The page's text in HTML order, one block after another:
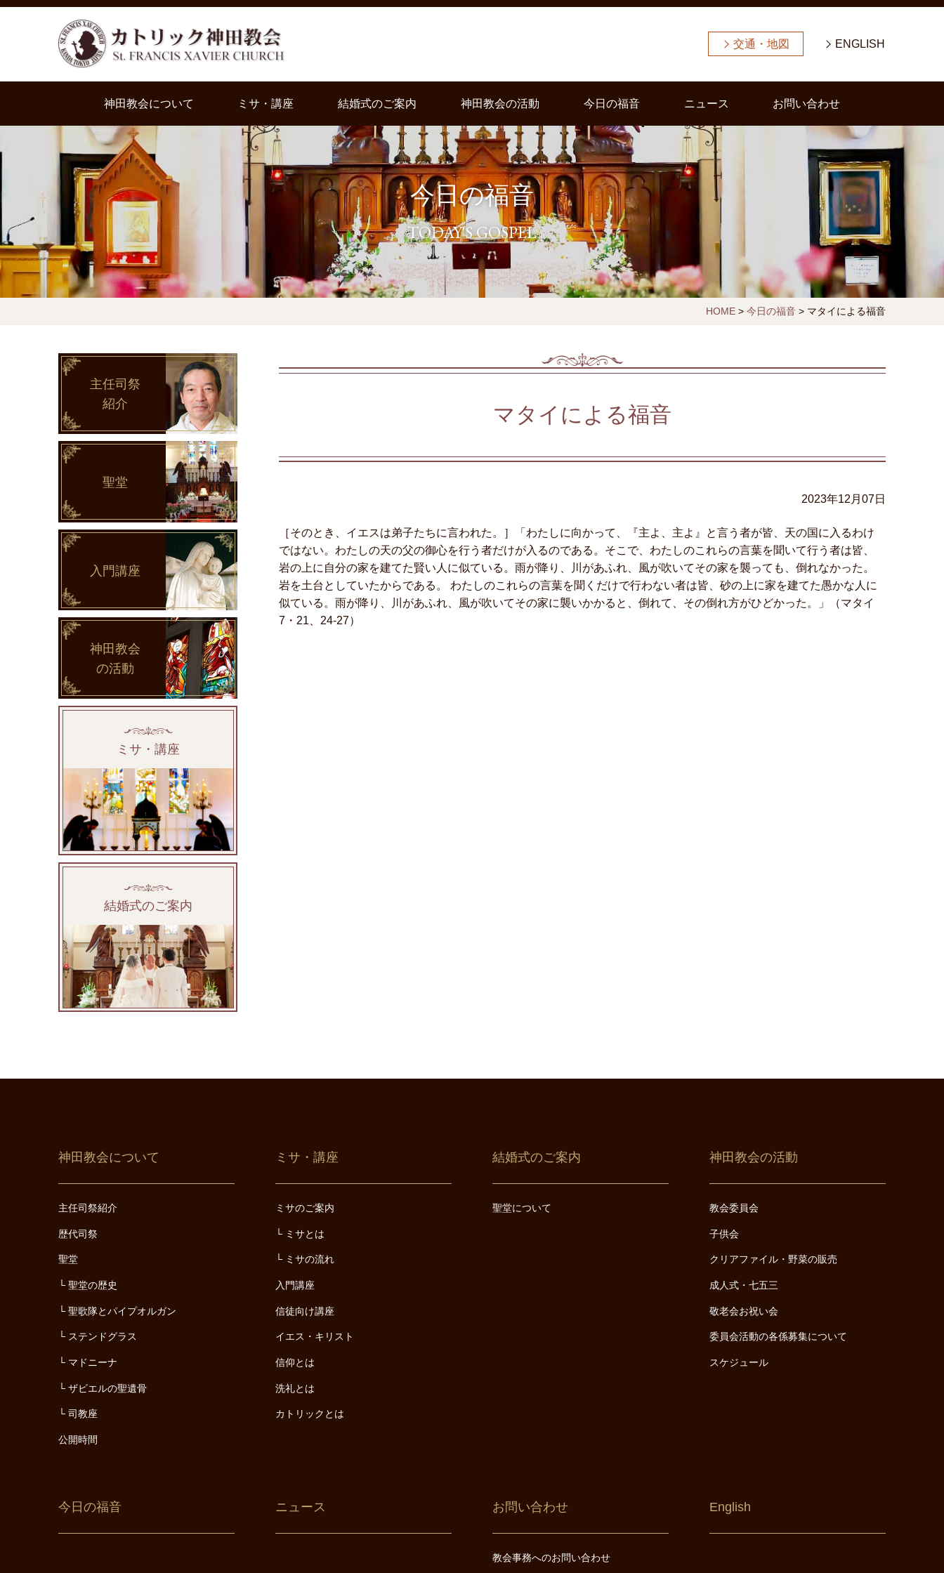
交通・地図 ENGLISH
神田教会について ミサ・講座 結婚式のご案内 神田教会の活動 今日の福音 ニュース お問い合わせ
今日の福音
TODAY'S GOSPEL
HOME> 今日の福音> マタイによる福音
マタイによる福音
2023年12月07日
［そのとき、イエスは弟子たちに言われた。］「わたしに向かって、『主よ、主よ』と言う者が皆、天の国に入るわけ
ではない。わたしの天の父の御心を行う者だけが入るのである。そこで、わたしのこれらの言葉を聞いて行う者は皆、
岩の上に自分の家を建てた賢い人に似ている。雨が降り、川があふれ、風が吹いてその家を襲っても、倒れなかった。
岩を土台としていたからである。 わたしのこれらの言葉を聞くだけで行わない者は皆、砂の上に家を建てた愚かな人に
似ている。雨が降り、川があふれ、風が吹いてその家に襲いかかると、倒れて、その倒れ方がひどかった。」（マタイ
7・21、24-27）
主任司祭
紹介
聖堂
入門講座
神田教会
の活動
ミサ・講座
結婚式のご案内
神田教会について
主任司祭紹介
歴代司祭
聖堂
聖堂の歴史
聖歌隊とパイプオルガン
ステンドグラス
マドニーナ
ザビエルの聖遺骨
司教座
公開時間
ミサ・講座
ミサのご案内
ミサとは
ミサの流れ
入門講座
信徒向け講座
イエス・キリスト
信仰とは
洗礼とは
カトリックとは
結婚式のご案内
聖堂について
神田教会の活動
教会委員会
子供会
クリアファイル・野菜の販売
成人式・七五三
敬老会お祝い会
委員会活動の各係募集について
スケジュール
今日の福音 ニュース お問い合わせ
教会事務へのお問い合わせ
English